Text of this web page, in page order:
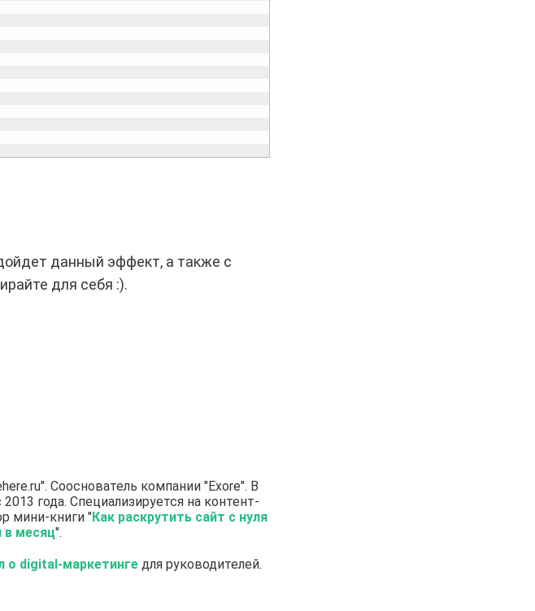
данный эффект, а также с
для себя :).
Сооснователь компании "Exore". В
года. Специализируется на контент-
мини-книги "Как раскрутить сайт с нуля
в месяц".
о digital-маркетингедля руководителей.